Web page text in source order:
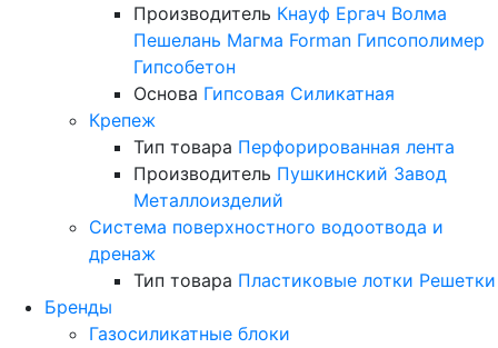
Производитель Кнауф Ергач Волма
Пешелань Магма Forman Гипсополимер
Гипсобетон
Основа Гипсовая Силикатная
Крепеж
Тип товара Перфорированная лента
Производитель Пушкинский Завод
Металлоизделий
Система поверхностного водоотвода и
дренаж
Тип товара Пластиковые лотки Решетки
Бренды
Газосиликатные блоки